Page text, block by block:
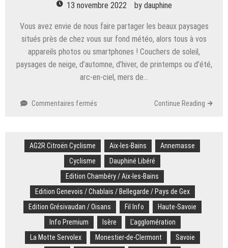
13 novembre 2022 by dauphine
Vous avez envie de nous faire partager les beaux paysages
situés près de chez vous sur fond météo, alors tous à vos
appareils photos ou smartphones ! Couchers de soleil,
paysages de neige, d’automne, d’hiver, de printemps ou d’été,
arc-en-ciel, mers de…
Commentaires fermés
belles
photos
de
ce
dimanche
13
novembre
Continue Reading
AG2R Citroën Cyclisme Aix-les-Bains
Annemasse
Cyclisme
Dauphiné Libéré
Edition Chambéry / Aix-les-Bains
Edition Genevois / Chablais / Bellegarde / Pays de Gex
Edition Grésivaudan / Oisans
Fil Info
Haute-Savoie
Info Premium
Isère
L'agglomération
La Motte Servolex
Monestier-de-Clermont
Savoie